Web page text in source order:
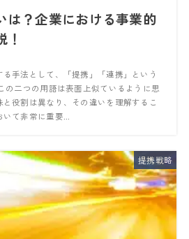
は？企業における事業的
手法として、「提携」「連携」という
の二つの用語は表面上似ているように思
役割は異なり、その違いを理解するこ
て非常に重要...
提携戦略